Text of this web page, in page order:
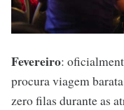
Fevereiro:
procura viagem
zero filas durante as